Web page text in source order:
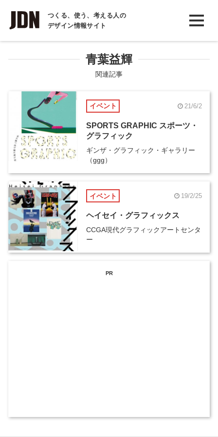
つくる、使う、考える人の
デザイン情報サイト
INTERVIEW
インタビュー
COLUMN
コラム
青葉益輝
関連記事
イベント 21/6/2
SPORTS GRAPHIC スポーツ・
グラフィック
ギンザ・グラフィック・ギャラリー
（ggg）
イベント 19/2/25
ヘイセイ・グラフィックス
CCGA現代グラフィックアートセンタ
ー
PR